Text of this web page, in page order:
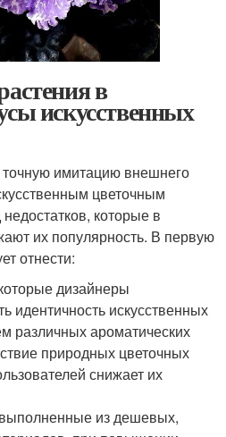
в
искусственных
имитацию внешнего
цветочным
которые в
их популярность. В первую
отнести:
дизайнеры
идентичность искусственных
различных ароматических
природных цветочных
снижает их
из дешевых,